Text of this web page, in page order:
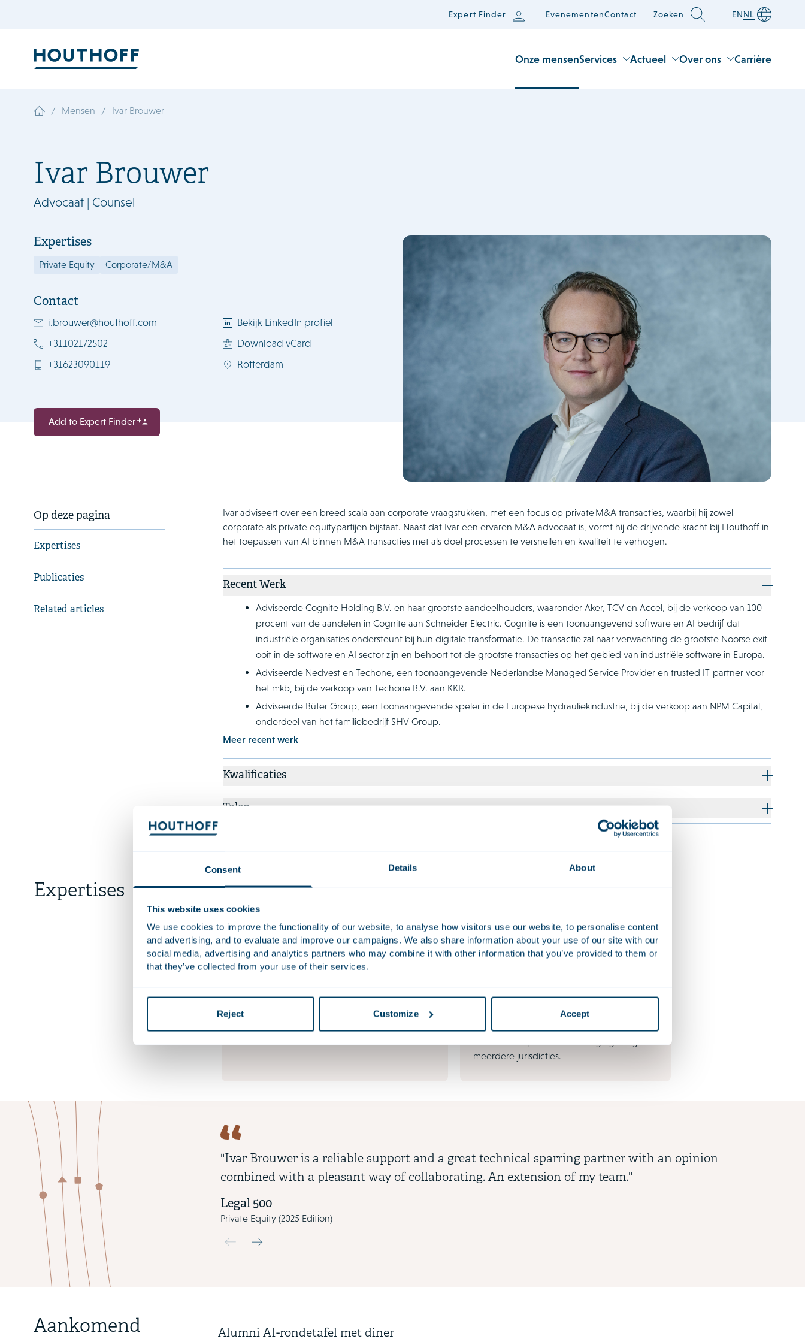
Consent Details About
This website uses cookies
We use cookies to improve the functionality of our website, to analyse how visitors use our website, to personalise content
and advertising, and to evaluate and improve our campaigns. We also share information about your use of our site with our
social media, advertising and analytics partners who may combine it with other information that you’ve provided to them or
that they’ve collected from your use of their services.
Reject Customize Accept
Expert Finder EvenementenContact Zoeken ENNL
Onze mensenServices Actueel Over ons Carrière
/ Mensen / Ivar Brouwer
Ivar Brouwer
Advocaat | Counsel
Expertises
Private Equity Corporate/M&A
Contact
i.brouwer@houthoff.com
+31102172502
+31623090119
Bekijk LinkedIn profiel
Download vCard
Rotterdam
Add to Expert Finder
Op deze pagina
Expertises
Publicaties
Related articles
Ivar adviseert over een breed scala aan corporate vraagstukken, met een focus op private M&A transacties, waarbij hij zowel
corporate als private equitypartijen bijstaat. Naast dat Ivar een ervaren M&A advocaat is, vormt hij de drijvende kracht bij Houthoff in
het toepassen van AI binnen M&A transacties met als doel processen te versnellen en kwaliteit te verhogen.
Recent Werk
Adviseerde Cognite Holding B.V. en haar grootste aandeelhouders, waaronder Aker, TCV en Accel, bij de verkoop van 100
procent van de aandelen in Cognite aan Schneider Electric. Cognite is een toonaangevend software en AI bedrijf dat
industriële organisaties ondersteunt bij hun digitale transformatie. De transactie zal naar verwachting de grootste Noorse exit
ooit in de software en AI sector zijn en behoort tot de grootste transacties op het gebied van industriële software in Europa.
Adviseerde Nedvest en Techone, een toonaangevende Nederlandse Managed Service Provider en trusted IT-partner voor
het mkb, bij de verkoop van Techone B.V. aan KKR.
Adviseerde Büter Group, een toonaangevende speler in de Europese hydrauliekindustrie, bij de verkoop aan NPM Capital,
onderdeel van het familiebedrijf SHV Group.
Meer recent werk
Kwalificaties
Talen
Expertises
Private Equity
Het Private Equity Team van Houthoff begeleidt
private-equityspelers bij transacties, van initiële
acquisitie tot exit, en is sparringpartner op
juridisch, commercieel en economisch vlak.
Fusies en overnames behoren tot de meest
ingrijpende besluiten die een onderneming
kan nemen – of het nu gaat om
marktomstandigheden of
langetermijninvesteringen. Ze vragen om
duidelijk inzicht en een standvastige koers
meerdere jurisdicties.
"Ivar Brouwer is a reliable support and a great technical sparring partner with an opinion
combined with a pleasant way of collaborating. An extension of my team."
Legal 500
Private Equity (2025 Edition)
Aankomend
Alumni AI-rondetafel met diner